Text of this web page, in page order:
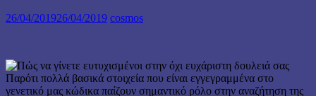
26/04/201926/04/2019 cosmos
Παρότι πολλά βασικά στοιχεία που είναι εγγεγραμμένα στο
γενετικό μας κώδικα παίζουν σημαντικό ρόλο στην αναζήτηση της